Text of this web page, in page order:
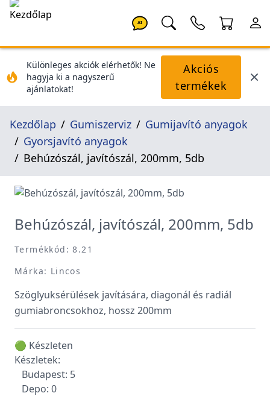
AI
Különleges akciók elérhetők! Ne
hagyja ki a nagyszerű
ajánlatokat!
Akciós
termékek
Kezdőlap Gumiszerviz
Gumijavító anyagok
Gyorsjavító anyagok
Behúzószál, javítószál, 200mm, 5db
Behúzószál, javítószál, 200mm, 5db
Termékkód: 8.21
Márka: Lincos
Szöglyuksérülések javítására, diagonál és radiál
gumiabroncsokhoz, hossz 200mm
🟢 Készleten
Készletek:
Budapest: 5
Depo: 0